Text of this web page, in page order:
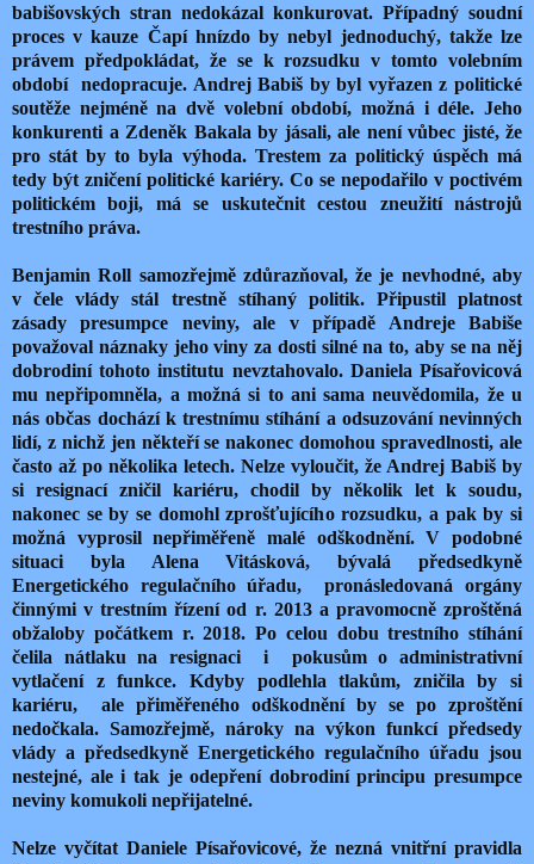
babišovských stran nedokázal konkurovat. Případný soudní
proces v kauze Čapí hnízdo by nebyl jednoduchý, takže lze
právem předpokládat, že se k rozsudku v tomto volebním
období nedopracuje. Andrej Babiš by byl vyřazen z politické
soutěže nejméně na dvě volební období, možná i déle. Jeho
konkurenti a Zdeněk Bakala by jásali, ale není vůbec jisté, že
pro stát by to byla výhoda. Trestem za politický úspěch má
tedy být zničení politické kariéry. Co se nepodařilo v poctivém
politickém boji, má se uskutečnit cestou zneužití nástrojů
trestního práva.
Benjamin Roll samozřejmě zdůrazňoval, že je nevhodné, aby
v čele vlády stál trestně stíhaný politik. Připustil platnost
zásady presumpce neviny, ale v případě Andreje Babiše
považoval náznaky jeho viny za dosti silné na to, aby se na něj
dobrodiní tohoto institutu nevztahovalo. Daniela Písařovicová
mu nepřipomněla, a možná si to ani sama neuvědomila, že u
nás občas dochází k trestnímu stíhání a odsuzování nevinných
lidí, z nichž jen někteří se nakonec domohou spravedlnosti, ale
často až po několika letech. Nelze vyloučit, že Andrej Babiš by
si resignací zničil kariéru, chodil by několik let k soudu,
nakonec se by se domohl zprošťujícího rozsudku, a pak by si
možná vyprosil nepřiměřeně malé odškodnění. V podobné
situaci byla Alena Vitásková, bývalá předsedkyně
Energetického regulačního úřadu,
pronásledovaná orgány
činnými v trestním řízení od r. 2013 a pravomocně zproštěná
obžaloby počátkem r. 2018. Po celou dobu trestního stíhání
čelila nátlaku na resignaci
i
pokusům o administrativní
vytlačení z funkce. Kdyby podlehla tlakům, zničila by si
kariéru,
ale přiměřeného odškodnění by se po zproštění
nedočkala. Samozřejmě, nároky na výkon funkcí předsedy
vlády a předsedkyně Energetického regulačního úřadu jsou
nestejné, ale i tak je odepření dobrodiníprincipu presumpce
neviny komukoli nepřijatelné.
Nelze vyčítat Daniele Písařovicové, že nezná vnitřní pravidla